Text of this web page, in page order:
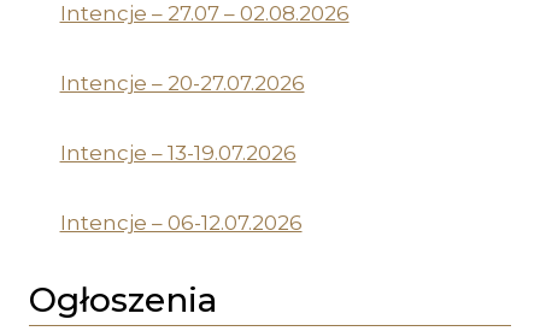
Intencje – 27.07 – 02.08.2026
Intencje – 20-27.07.2026
Intencje – 13-19.07.2026
Intencje – 06-12.07.2026
Ogłoszenia